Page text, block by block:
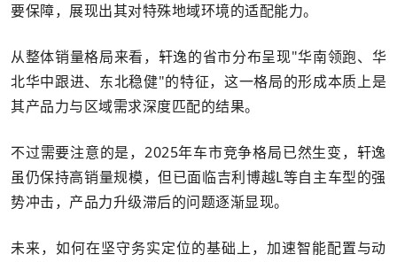
要保障，展现出其对特殊地域环境的适配能力。
从整体销量格局来看，轩逸的省市分布呈现"华南领跑、华
北华中跟进、东北稳健"的特征，这一格局的形成本质上是
其产品力与区域需求深度匹配的结果。
不过需要注意的是，2025年车市竞争格局已然生变，轩逸
虽仍保持高销量规模，但已面临吉利博越L等自主车型的强
势冲击，产品力升级滞后的问题逐渐显现。
未来，如何在坚守务实定位的基础上，加速智能配置与动